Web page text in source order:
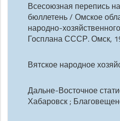
Всесоюзная перепись
бюллетень / Омское
народно-
Госплана СССР. Омск,
Вятское народное
Дальне-Восточное
Хабаровск ;